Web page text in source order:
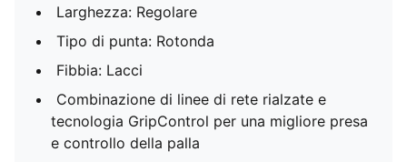
Larghezza: Regolare
Tipo di punta: Rotonda
Fibbia: Lacci
Combinazione di linee di rete rialzate e
tecnologia GripControl per una migliore presa
e controllo della palla